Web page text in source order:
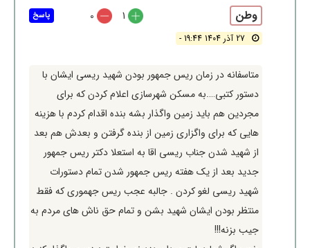
وطن
27 آذر 1404 19:44 -
1
0
متاسفانه در زمان ريس جمهور بودن شهيد ريسي ايشان با
دستور كتبي….به مسكن شهرسازي اعلام كردن كه براي
مجردين هم بايد زمين واگذار بشه بنده اقدام كردم با هزينه
هايي كه براي واگزاري زمين از بنده گرفتن و بعدش هم بعد
از شهيد شدن جناب ريسي اقا به استعلا دكتر ريس جمهور
جديد بعد از يك هفته ريس جمهور شدن تمام دستورات
شهيد ريسي لغو كردن . جالبه عجب ريس جهموري كه فقط
منتظر بودن ايشان شهيد بشن و تمام حق ناش هاي مردم به
جيب بزنه!!!
پاسخ